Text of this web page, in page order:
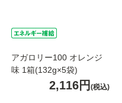
アガロリー100 オレンジ
味 1箱(132g×5袋)
2,116円 (税込)